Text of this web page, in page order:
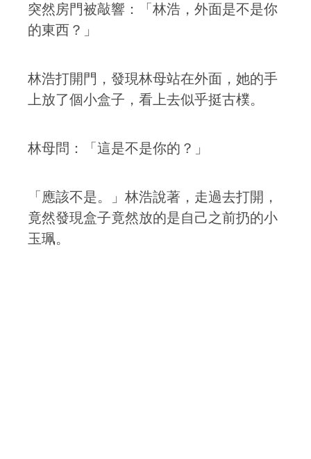
突然房門被敲響：「林浩，外面是不是你
的東西？」
林浩打開門，發現林母站在外面，她的手
上放了個小盒子，看上去似乎挺古樸。
林母問：「這是不是你的？」
「應該不是。」林浩說著，走過去打開，
竟然發現盒子竟然放的是自己之前扔的小
玉珮。